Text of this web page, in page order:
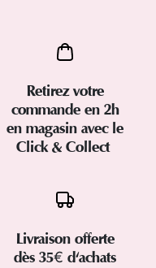
Retirez votre
commande en 2h
en magasin avec le
Click & Collect
Livraison offerte
dès 35€ d'achats